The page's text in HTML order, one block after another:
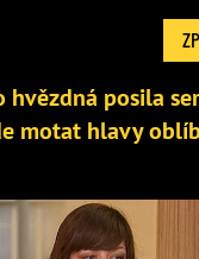
hvězdná posila
motat hlavy